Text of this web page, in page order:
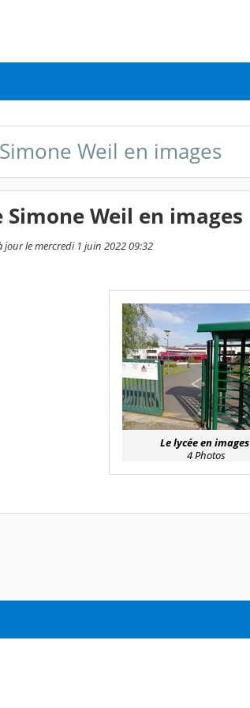
Weil en images
Weil en images
jour le mercredi 1 juin 2022 09:32
Le lycée en images
4 Photos